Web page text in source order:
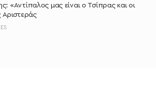
«Aντίπαλος μας είναι ο Τσίπρας και οι
Αριστεράς